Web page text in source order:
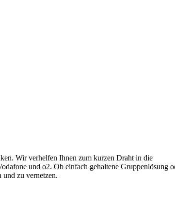
Wir verhelfen Ihnen zum kurzen Draht in die
und o2. Ob einfach gehaltene Gruppenlösung
und zu vernetzen.